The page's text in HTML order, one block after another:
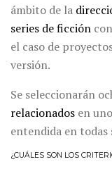
ámbito de la
series deficción con
el caso de
versión.
Se seleccionarán
relacionados en
entendida en todas
¿CUÁLES SON LOS